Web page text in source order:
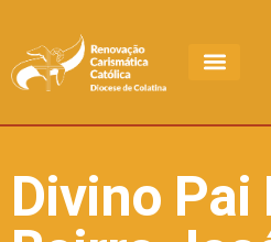
Divino Pai